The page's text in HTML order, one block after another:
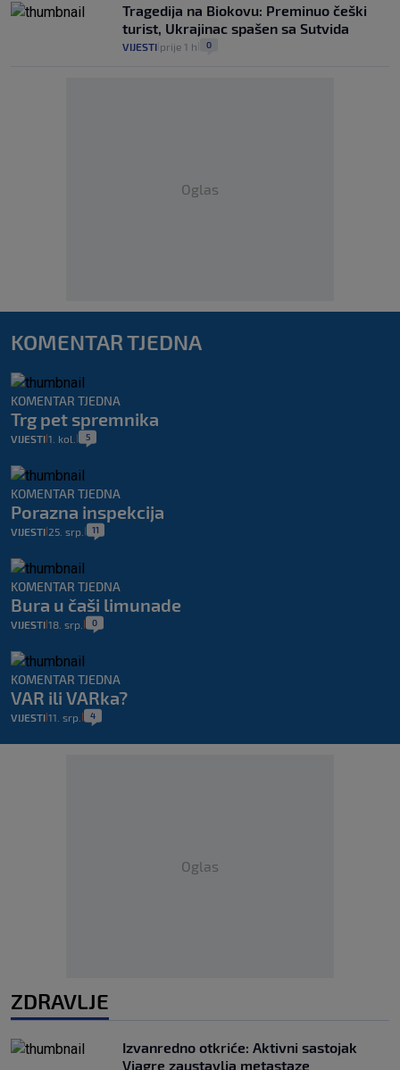
Tragedija na Biokovu: Preminuo češki
turist, Ukrajinac spašen sa Sutvida
VIJESTI prije 1 h 0
Oglas
KOMENTAR TJEDNA
KOMENTAR TJEDNA
Trg pet spremnika
VIJESTI 1. kol. 5
KOMENTAR TJEDNA
Porazna inspekcija
VIJESTI 25. srp. 11
KOMENTAR TJEDNA
Bura u čaši limunade
VIJESTI 18. srp. 0
KOMENTAR TJEDNA
VAR ili VARka?
VIJESTI 11. srp. 4
Oglas
ZDRAVLJE
Izvanredno otkriće: Aktivni sastojak
Viagre zaustavlja metastaze